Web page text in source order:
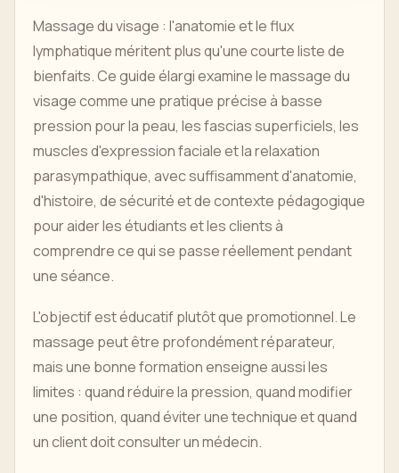
Massage du visage : l'anatomie et le flux
lymphatique méritent plus qu'une courte liste de
bienfaits. Ce guide élargi examine le massage du
visage comme une pratique précise à basse
pression pour la peau, les fascias superficiels, les
muscles d'expression faciale et la relaxation
parasympathique, avec suffisamment d'anatomie,
d'histoire, de sécurité et de contexte pédagogique
pour aider les étudiants et les clients à
comprendre ce qui se passe réellement pendant
une séance.
L'objectif est éducatif plutôt que promotionnel. Le
massage peut être profondément réparateur,
mais une bonne formation enseigne aussi les
limites : quand réduire la pression, quand modifier
une position, quand éviter une technique et quand
un client doit consulter un médecin.